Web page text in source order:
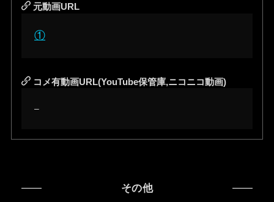
元動画URL
①
コメ有動画URL(YouTube保管庫,ニコニコ動画)
–
その他